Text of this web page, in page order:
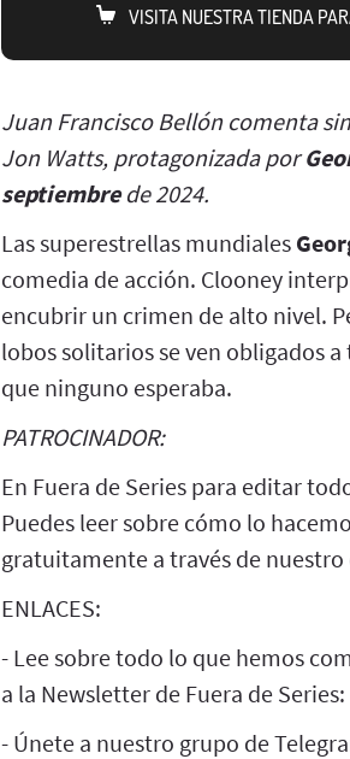
VISITA NUESTRA TIENDA
Juan Francisco Bellón comenta
Jon Watts, protagonizada por
septiembrede 2024.
Las superestrellas mundiales
comedia de acción. Clooney
encubrir un crimen de alto nivel.
lobos solitarios se ven obligados
que ninguno esperaba.
PATROCINADOR:
En Fuera de Series para editar
Puedes leer sobre cómo lo
gratuitamente a través de
ENLACES:
- Lee sobre todo lo que hemos
a la Newsletter de Fuera de
- Únete a nuestro grupo de